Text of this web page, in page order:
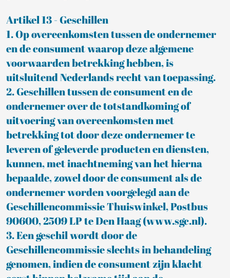
Artikel 13 - Geschillen
1. Op overeenkomsten tussen de ondernemer
en de consument waarop deze algemene
voorwaarden betrekking hebben, is
uitsluitend Nederlands recht van toepassing.
2. Geschillen tussen de consument en de
ondernemer over de totstandkoming of
uitvoering van overeenkomsten met
betrekking tot door deze ondernemer te
leveren of geleverde producten en diensten,
kunnen, met inachtneming van het hierna
bepaalde, zowel door de consument als de
ondernemer worden voorgelegd aan de
Geschillencommissie Thuiswinkel, Postbus
90600, 2509 LP te Den Haag (www.sgc.nl).
3. Een geschil wordt door de
Geschillencommissie slechts in behandeling
genomen, indien de consument zijn klacht